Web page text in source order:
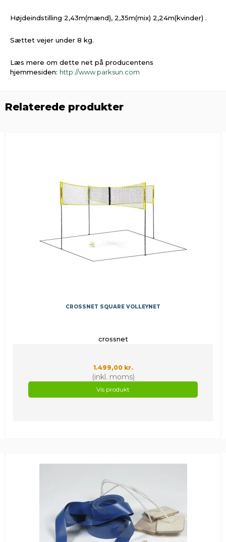
Højdeindstilling 2,43m(mænd), 2,35m(mix) 2,24m(kvinder) .
Sættet vejer under 8 kg.
Læs mere om dette net på producentens
hjemmesiden: http://www.parksun.com
Relaterede produkter
CROSSNET SQUARE VOLLEYNET
crossnet
1.499,00 kr.
(inkl. moms)
Vis produkt